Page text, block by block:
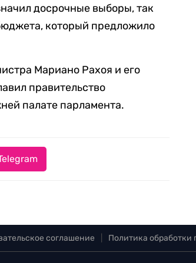
досрочные выборы, так
который предложило
Мариано Рахоя и его
правительство
палате парламента.
соглашение Политика